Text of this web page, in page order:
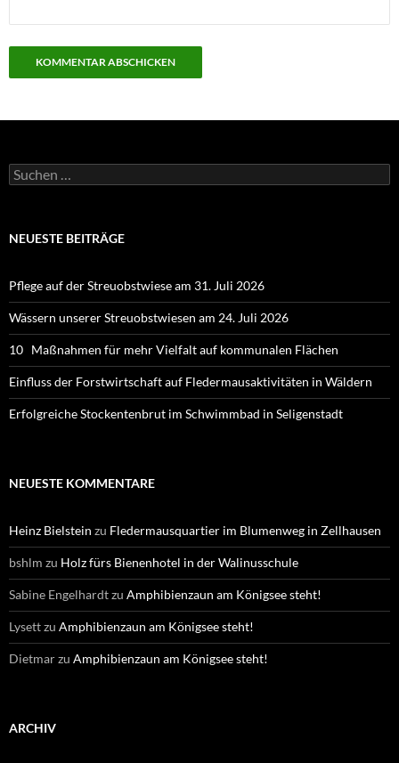
Suchen
nach:
NEUESTE BEITRÄGE
Pflege auf der Streuobstwiese am 31. Juli 2026
Wässern unserer Streuobstwiesen am 24. Juli 2026
10 Maßnahmen für mehr Vielfalt auf kommunalen Flächen
Einfluss der Forstwirtschaft auf Fledermausaktivitäten in Wäldern
Erfolgreiche Stockentenbrut im Schwimmbad in Seligenstadt
NEUESTE KOMMENTARE
Heinz Bielstein zu Fledermausquartier im Blumenweg in Zellhausen
bshlm zu Holz fürs Bienenhotel in der Walinusschule
Sabine Engelhardtzu Amphibienzaun am Königsee steht!
Lysettzu Amphibienzaun am Königsee steht!
Dietmarzu Amphibienzaun am Königsee steht!
ARCHIV